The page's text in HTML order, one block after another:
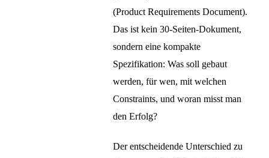
(Product Requirements Document).
Das ist kein 30-Seiten-Dokument,
sondern eine kompakte
Spezifikation: Was soll gebaut
werden, für wen, mit welchen
Constraints, und woran misst man
den Erfolg?
Der entscheidende Unterschied zu